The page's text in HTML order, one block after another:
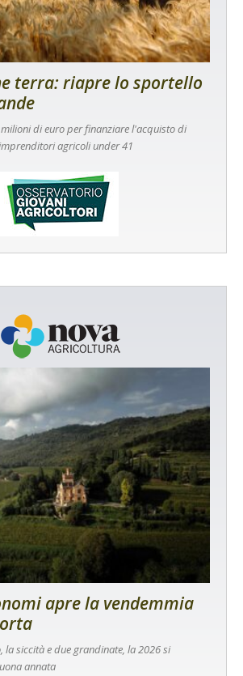
terra: riapre lo sportello
di euro per finanziare l'acquisto di
agricoli under 41
apre la vendemmia
la siccità e due grandinate, la 2026 si
annata